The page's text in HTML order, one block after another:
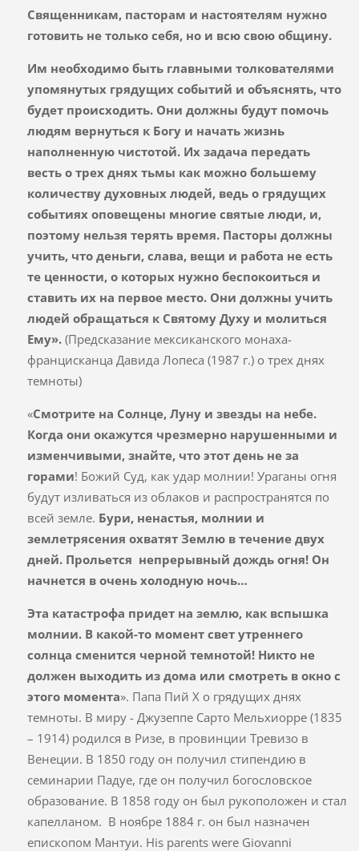
Священникам, пасторам и настоятелям нужно
готовить не только себя, но и всю свою общину.
Им необходимо быть главными толкователями
упомянутых грядущих событий и объяснять, что
будет происходить. Они должны будут помочь
людям вернуться к Богу и начать жизнь
наполненную чистотой. Их задача передать
весть о трех днях тьмы как можно большему
количеству духовных людей, ведь о грядущих
событиях оповещены многие святые люди, и,
поэтому нельзя терять время. Пасторы должны
учить, что деньги, слава, вещи и работа не есть
те ценности, о которых нужно беспокоиться и
ставить их на первое место. Они должны учить
людей обращаться к Святому Духу и молиться
Ему».(Предсказание мексиканского монаха-
францисканца Давида Лопеса (1987 г.) о трех днях
темноты)
«Смотрите на Солнце, Луну и звезды на небе.
Когда они окажутся чрезмерно нарушенными и
изменчивыми, знайте, что этот день не за
горами! Божий Суд, как удар молнии! Ураганы огня
будут изливаться из облаков и распространятся по
всей земле. Бури, ненастья, молнии и
землетрясения охватят Землю в течение двух
дней. Прольется непрерывный дождь огня! Он
начнется в очень холодную ночь…
Эта катастрофа придет на землю, как вспышка
молнии. В какой-то момент свет утреннего
солнца сменится черной темнотой! Никто не
должен выходить из дома или смотреть в окно с
этого момента». Папа Пий X о грядущих днях
темноты. В миру - Джузеппе Сарто Мельхиорре (1835
– 1914) родился в Ризе, в провинции Тревизо в
Венеции. В 1850 году он получил стипендию в
семинарии Падуе, где он получил богословское
образование. В 1858 году он был рукоположен и стал
капелланом. В ноябре 1884 г. он был назначен
епископом Мантуи. His parents were Giovanni